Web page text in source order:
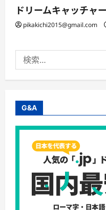
ドリームキャッチャ
pikakichi2015@gmail.com
索:
G&A